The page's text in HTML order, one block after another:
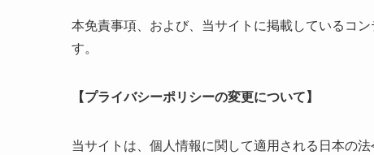
本免責事項、および、当サイトに掲載しているコ
す。
【プライバシーポリシーの変更について】
当サイトは、個人情報に関して適用される日本の